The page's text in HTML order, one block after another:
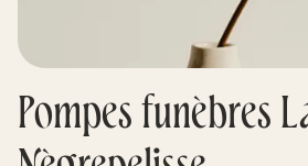
Blog
Mes dernières
Pompes funèbres